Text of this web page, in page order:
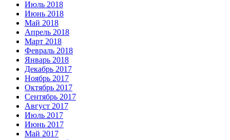
Июль 2018
Июнь 2018
Май 2018
Апрель 2018
Март 2018
Февраль 2018
Январь 2018
Декабрь 2017
Ноябрь 2017
Октябрь 2017
Сентябрь 2017
Август 2017
Июль 2017
Июнь 2017
Май 2017